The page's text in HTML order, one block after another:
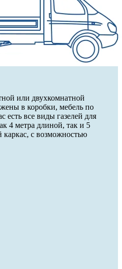
или двухкомнатной
в коробки, мебель по
есть все виды газелей для
4 метра длиной, так и 5
каркас, с возможностью